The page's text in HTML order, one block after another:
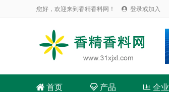
您好，欢迎来到香精香料网！  登录或加入
 首页 产品  企业